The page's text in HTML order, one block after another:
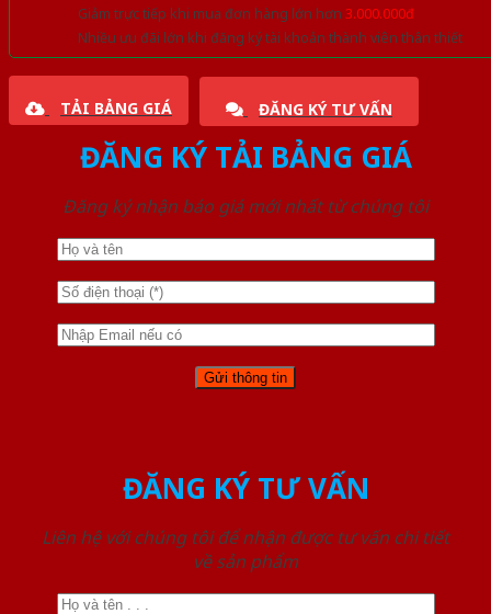
Giảm trực tiếp khi mua đơn hàng lớn hơn 3.000.000đ
Nhiều ưu đãi lớn khi đăng ký tài khoản thành viên thân thiết
TẢI BẢNG GIÁ ĐĂNG KÝ TƯ VẤN
ĐĂNG KÝ TẢI BẢNG GIÁ
Đăng ký nhận báo giá mới nhất từ chúng tôi
ĐĂNG KÝ TƯ VẤN
Liên hệ với chúng tôi để nhận được tư vấn chi tiết
về sản phẩm